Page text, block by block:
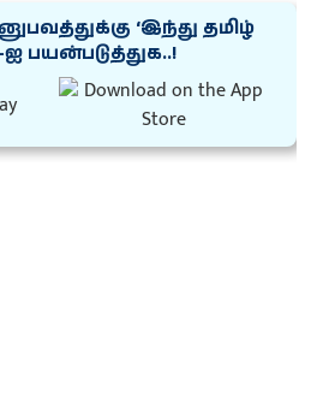
‘இந்து தமிழ்
ஐ பயன்படுத்துக..!